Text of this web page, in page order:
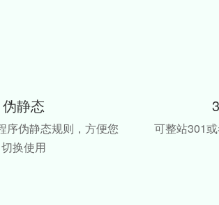
伪静态
序伪静态规则，方便您
切换使用
可整站301